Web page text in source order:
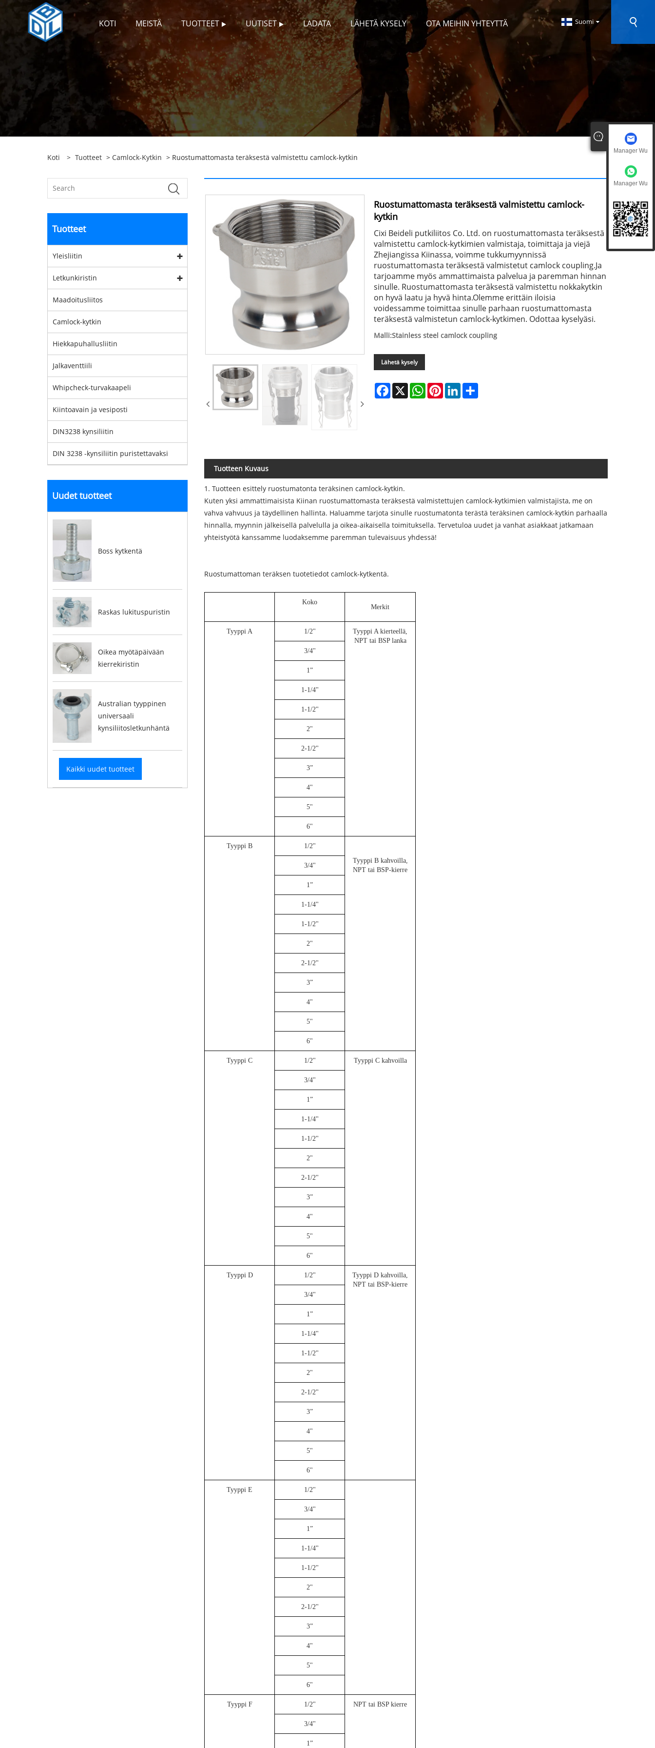
KOTI MEISTÄ TUOTTEET UUTISET LADATA LÄHETÄ KYSELY OTA MEIHIN YHTEYTTÄ Suomi
Koti > Tuotteet > Camlock-Kytkin > Ruostumattomasta teräksestä valmistettu camlock-kytkin
Tuotteet
Yleisliitin
Letkunkiristin
Maadoitusliitos
Camlock-kytkin
Hiekkapuhallusliitin
Jalkaventtiili
Whipcheck-turvakaapeli
Kiintoavain ja vesiposti
DIN3238 kynsiliitin
DIN 3238 -kynsiliitin puristettavaksi
Uudet tuotteet
Boss kytkentä
Raskas lukituspuristin
Oikea myötäpäivään
kierrekiristin
Australian tyyppinen
universaali
kynsiliitosletkunhäntä
Kaikki uudet tuotteet
Ruostumattomasta teräksestä valmistettu camlock-
kytkin
Cixi Beideli putkiliitos Co. Ltd. on ruostumattomasta teräksestä
valmistettu camlock-kytkimien valmistaja, toimittaja ja viejä
Zhejiangissa Kiinassa, voimme tukkumyynnissä
ruostumattomasta teräksestä valmistetut camlock coupling.Ja
tarjoamme myös ammattimaista palvelua ja paremman hinnan
sinulle. Ruostumattomasta teräksestä valmistettu nokkakytkin
on hyvä laatu ja hyvä hinta.Olemme erittäin iloisia
voidessamme toimittaa sinulle parhaan ruostumattomasta
teräksestä valmistetun camlock-kytkimen. Odottaa kyselyäsi.
Malli:Stainless steel camlock coupling
Lähetä kysely
Facebook
X WhatsAppPinterestLinkedInShare
Tuotteen Kuvaus
1. Tuotteen esittely ruostumatonta teräksinen camlock-kytkin.
Kuten yksi ammattimaisista Kiinan ruostumattomasta teräksestä valmistettujen camlock-kytkimien valmistajista, me on
vahva vahvuus ja täydellinen hallinta. Haluamme tarjota sinulle ruostumatonta terästä teräksinen camlock-kytkin parhaalla
hinnalla, myynnin jälkeisellä palvelulla ja oikea-aikaisella toimituksella. Tervetuloa uudet ja vanhat asiakkaat jatkamaan
yhteistyötä kanssamme luodaksemme paremman tulevaisuus yhdessä!
Ruostumattoman teräksen tuotetiedot camlock-kytkentä.
Koko
Merkit
Tyyppi A 1/2"
Tyyppi A kierteellä,
NPT tai BSP lanka
3/4"
1”
1-1/4"
1-1/2"
2"
2-1/2"
3”
4"
5"
6"
Tyyppi B
1/2"
Tyyppi B kahvoilla,
NPT tai BSP-kierre
3/4"
1”
1-1/4"
1-1/2"
2"
2-1/2"
3”
4"
5"
6"
Tyyppi C 1/2" Tyyppi C kahvoilla
3/4"
1”
1-1/4"
1-1/2"
2"
2-1/2"
3”
4"
5"
6"
Tyyppi D 1/2"
Tyyppi D kahvoilla,
NPT tai BSP-kierre
3/4"
1”
1-1/4"
1-1/2"
2"
2-1/2"
3”
4"
5"
6"
Tyyppi E 1/2"
3/4"
1”
1-1/4"
1-1/2"
2"
2-1/2"
3”
4"
5"
6"
Tyyppi F 1/2" NPT tai BSP kierre
3/4"
1”
Manager Wu
Manager Wu